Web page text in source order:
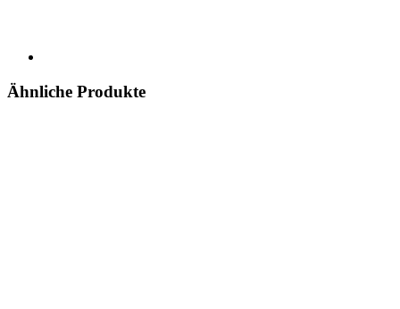
Ähnliche Produkte